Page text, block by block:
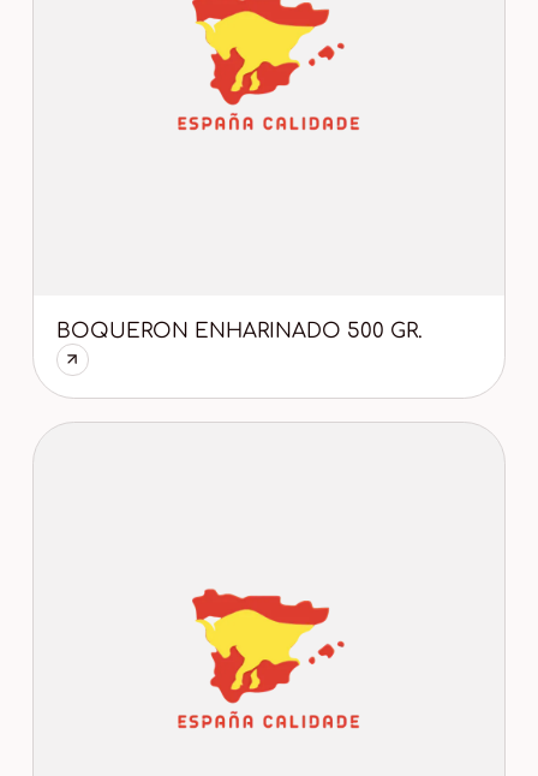
BOQUERON ENHARINADO 500 GR.